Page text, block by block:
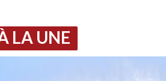
LA UNE